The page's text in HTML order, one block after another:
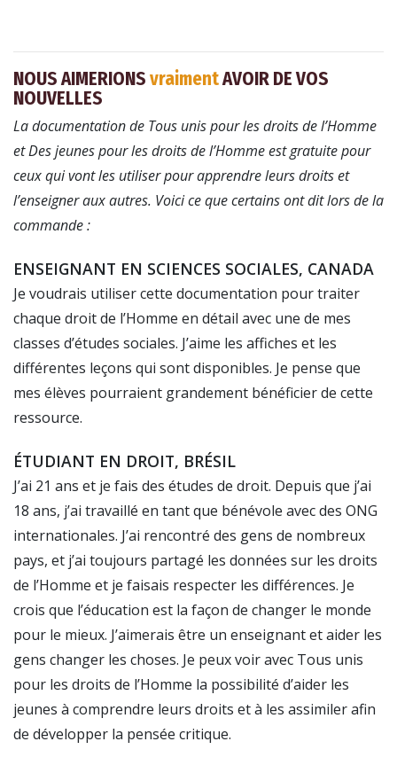
NOUS AIMERIONS vraimentAVOIR DE VOS
NOUVELLES
La documentation de Tous unis pour les droits de l’Homme
et Des jeunes pour les droits de l’Homme est gratuite pour
ceux qui vont les utiliser pour apprendre leurs droits et
l’enseigner aux autres. Voici ce que certains ont dit lors de la
commande :
ENSEIGNANT EN SCIENCES SOCIALES, CANADA
Je voudrais utiliser cette documentation pour traiter
chaque droit de l’Homme en détail avec une de mes
classes d’études sociales. J’aime les affiches et les
différentes leçons qui sont disponibles. Je pense que
mes élèves pourraient grandement bénéficier de cette
ressource.
ÉTUDIANT EN DROIT, BRÉSIL
J’ai 21 ans et je fais des études de droit. Depuis que j’ai
18 ans, j’ai travaillé en tant que bénévole avec des ONG
internationales. J’ai rencontré des gens de nombreux
pays, et j’ai toujours partagé les données sur les droits
de l’Homme et je faisais respecter les différences. Je
crois que l’éducation est la façon de changer le monde
pour le mieux. J’aimerais être un enseignant et aider les
gens changer les choses. Je peux voir avec Tous unis
pour les droits de l’Homme la possibilité d’aider les
jeunes à comprendre leurs droits et à les assimiler afin
de développer la pensée critique.